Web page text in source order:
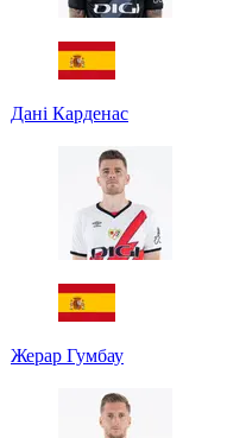
Дані Карденас
Жерар Гумбау